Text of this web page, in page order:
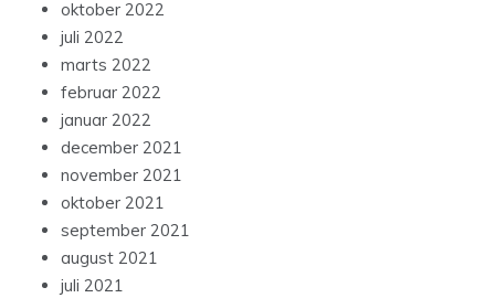
oktober 2022
juli 2022
marts 2022
februar 2022
januar 2022
december 2021
november 2021
oktober 2021
september 2021
august 2021
juli 2021